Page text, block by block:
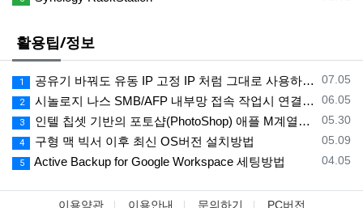
활용팁/정보
등록일
07.05
1 공유기 바꿔도 유동 IP 고정 IP 처럼 그대로 사용하는 방법
등록일
06.05
2 시놀로지 나스 SMB/AFP 내부망 접속 작업시 연결 끊김 현상 해결 방법
등록일
05.30
3 인텔 칩셋 기반의 포토샵(PhotoShop) 애플 M계열의 실리콘(Apple Silicon) 칩 에서 사용하는 방법
등록일
05.09
4 구형 맥 빅서 이후 최신 OS버전 설치방법
등록일
04.05
5 Active Backup for Google Workspace 세팅방법
이용약관 이용안내 문의하기 PC버전